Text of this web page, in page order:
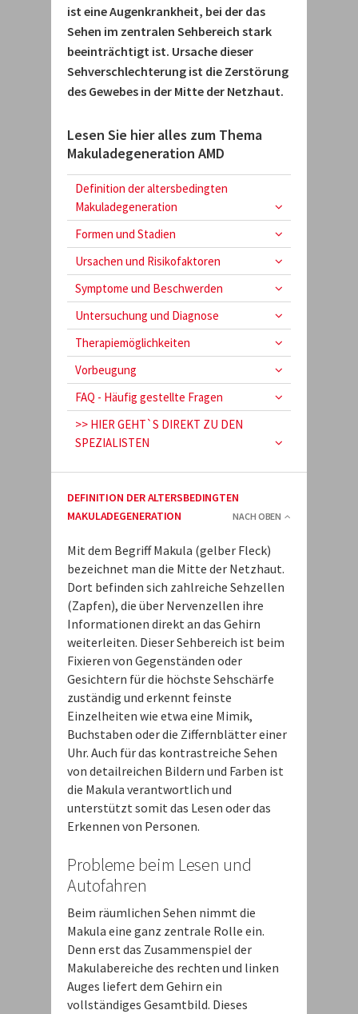
ist eine Augenkrankheit, bei der das
Sehen im zentralen Sehbereich stark
beeinträchtigt ist. Ursache dieser
Sehverschlechterung ist die Zerstörung
des Gewebes in der Mitte der Netzhaut.
Lesen Sie hier alles zum Thema
Makuladegeneration AMD
Definition der altersbedingten
Makuladegeneration
Formen und Stadien
Ursachen und Risikofaktoren
Symptome und Beschwerden
Untersuchung und Diagnose
Therapiemöglichkeiten
Vorbeugung
FAQ - Häufig gestellte Fragen
>> HIER GEHT`S DIREKT ZU DEN
SPEZIALISTEN
DEFINITION DER ALTERSBEDINGTEN
MAKULADEGENERATION
NACH OBEN
Mit dem Begriff Makula (gelber Fleck)
bezeichnet man die Mitte der Netzhaut.
Dort befinden sich zahlreiche Sehzellen
(Zapfen), die über Nervenzellen ihre
Informationen direkt an das Gehirn
weiterleiten. Dieser Sehbereich ist beim
Fixieren von Gegenständen oder
Gesichtern für die höchste Sehschärfe
zuständig und erkennt feinste
Einzelheiten wie etwa eine Mimik,
Buchstaben oder die Ziffernblätter einer
Uhr. Auch für das kontrastreiche Sehen
von detailreichen Bildern und Farben ist
die Makula verantwortlich und
unterstützt somit das Lesen oder das
Erkennen von Personen.
Probleme beim Lesen und
Autofahren
Beim räumlichen Sehen nimmt die
Makula eine ganz zentrale Rolle ein.
Denn erst das Zusammenspiel der
Makulabereiche des rechten und linken
Auges liefert dem Gehirn ein
vollständiges Gesamtbild. Dieses